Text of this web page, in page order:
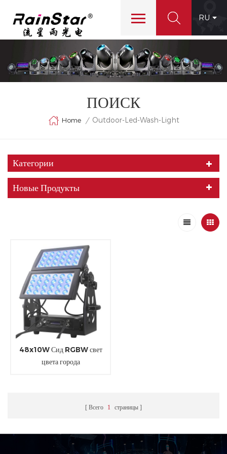
RU
ПОИСК
Home / Outdoor-Led-Wash-Light
Категории
Новые Продукты
48x10W Сид RGBW свет
цвета города
Всего 1 страницы